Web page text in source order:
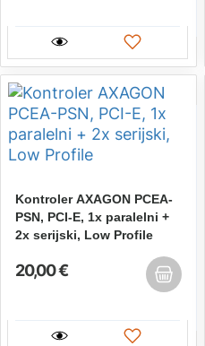
Kontroler AXAGON PCEA-
PSN, PCI-E, 1x paralelni +
2x serijski, Low Profile
20,00 €